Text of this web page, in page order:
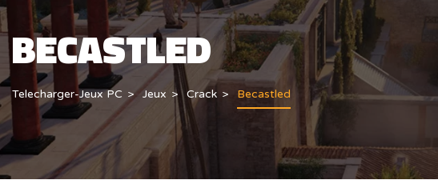
BECASTLED
Telecharger-Jeux PC Jeux Crack Becastled